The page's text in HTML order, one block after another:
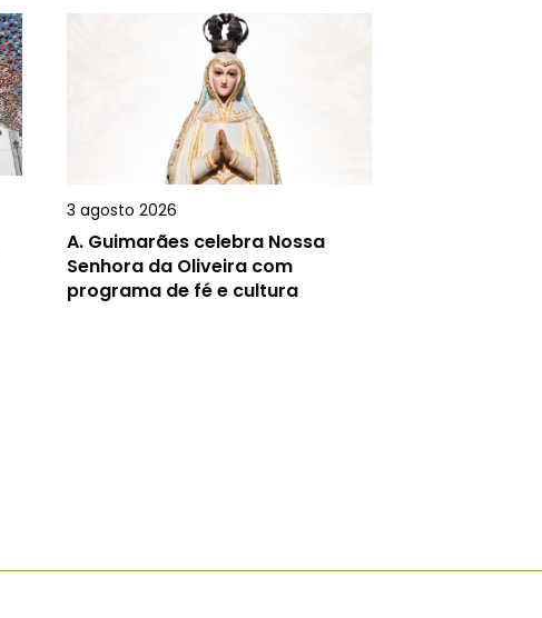
3 agosto 2026
A. Guimarães celebra Nossa
Senhora da Oliveira com
programa de fé e cultura